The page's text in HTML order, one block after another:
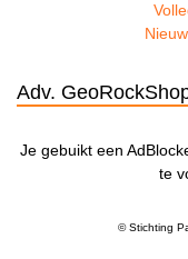
Adv.
Je gebuikt een
te
© Stichting